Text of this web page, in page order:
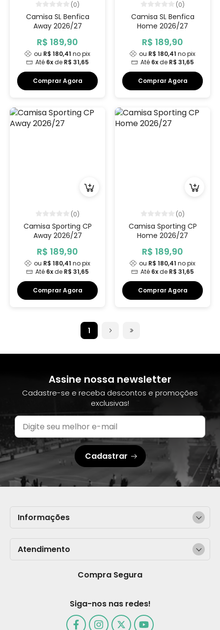
(0)
Camisa SL Benfica
Away 2026/27
R$ 189,90
ou R$ 180,41 no pix
Até 6xde R$ 31,65
Comprar Agora
(0)
Camisa SL Benfica
Home 2026/27
R$ 189,90
ou R$ 180,41 no pix
Até 6xde R$ 31,65
Comprar Agora
(0)
Camisa Sporting CP
Away 2026/27
R$ 189,90
ou R$ 180,41 no pix
Até 6xde R$ 31,65
Comprar Agora
(0)
Camisa Sporting CP
Home 2026/27
R$ 189,90
ou R$ 180,41 no pix
Até 6xde R$ 31,65
Comprar Agora
1
Assine nossa newsletter
Cadastre-se e receba descontos e promoções
exclusivas!
Cadastrar
Informações
Compra Segura
Atendimento
Siga-nos nas redes!